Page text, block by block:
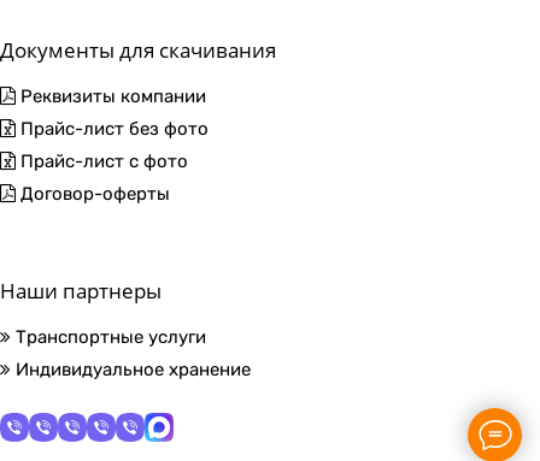
Документы для скачивания
Реквизиты компании
Прайс-лист без фото
Прайс-лист с фото
Договор-оферты
Наши партнеры
Транспортные услуги
Индивидуальное хранение